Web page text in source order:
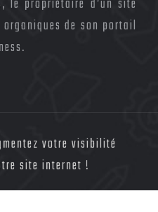
le propriétaire d’un site
de son portail
votre visibilité
site internet !